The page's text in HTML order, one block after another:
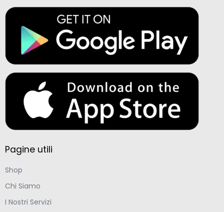
Pagine utili
Shop
Chi Siamo
I Nostri Servizi